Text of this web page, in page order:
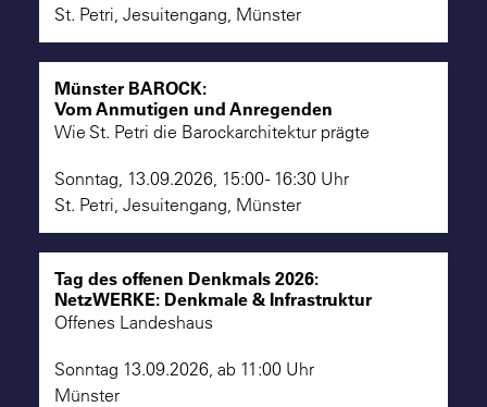
St. Petri, Jesuitengang, Münster
Münster BAROCK:
Vom Anmutigen und Anregenden
Wie St. Petri die Barockarchitektur prägte
Sonntag, 13.09.2026, 15:00 - 16:30 Uhr
St. Petri, Jesuitengang, Münster
Tag des offenen Denkmals 2026:
NetzWERKE: Denkmale & Infrastruktur
Offenes Landeshaus
Sonntag 13.09.2026, ab 11:00 Uhr
Münster